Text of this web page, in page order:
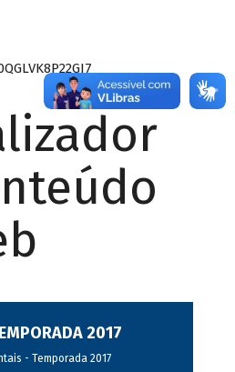
2017
- Temporada 2017